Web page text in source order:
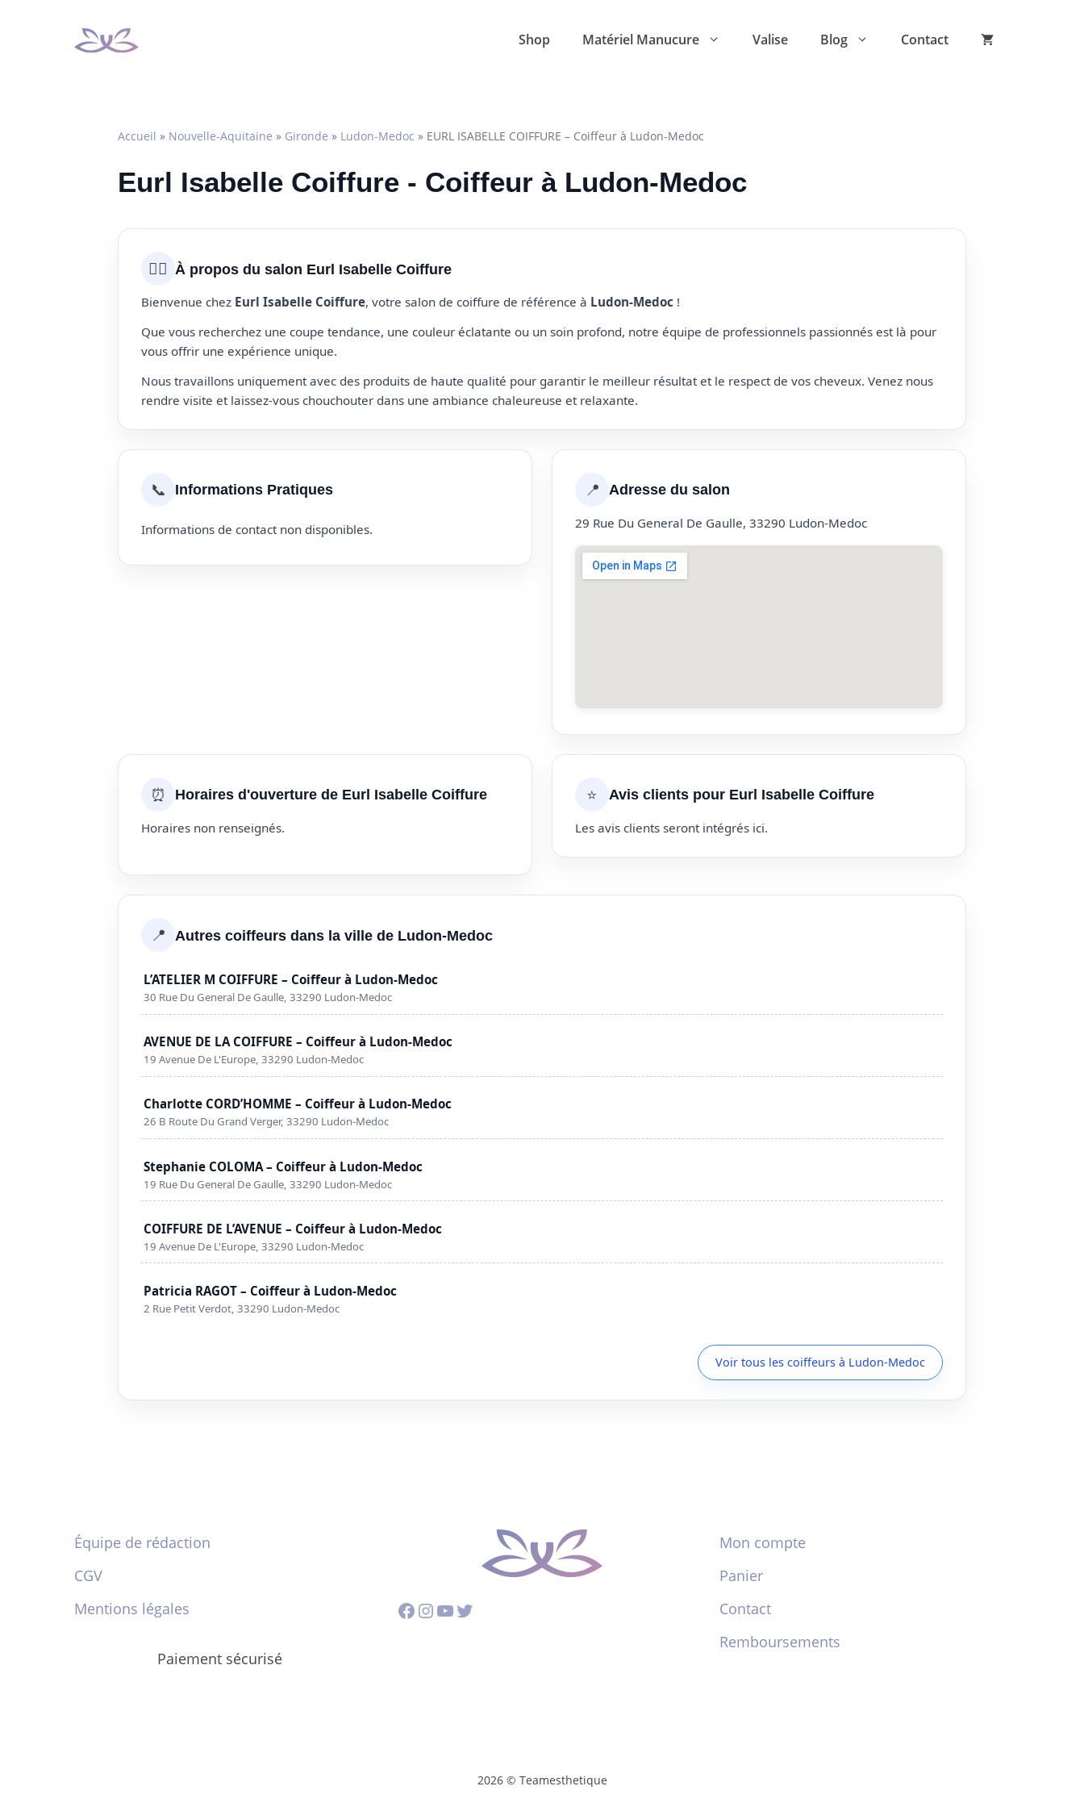
Shop Matériel Manucure Valise Blog Contact
Accueil » Nouvelle-Aquitaine » Gironde » Ludon-Medoc » EURL ISABELLE COIFFURE – Coiffeur à Ludon-Medoc
Eurl Isabelle Coiffure - Coiffeur à Ludon-Medoc
💇‍♀️ À propos du salon Eurl Isabelle Coiffure
Bienvenue chez Eurl Isabelle Coiffure, votre salon de coiffure de référence à Ludon-Medoc !
Que vous recherchez une coupe tendance, une couleur éclatante ou un soin profond, notre équipe de professionnels passionnés est là pour
vous offrir une expérience unique.
Nous travaillons uniquement avec des produits de haute qualité pour garantir le meilleur résultat et le respect de vos cheveux. Venez nous
rendre visite et laissez-vous chouchouter dans une ambiance chaleureuse et relaxante.
📞 Informations Pratiques
Informations de contact non disponibles.
📍 Adresse du salon
29 Rue Du General De Gaulle, 33290 Ludon-Medoc
⏰ Horaires d'ouverture de Eurl Isabelle Coiffure
Horaires non renseignés.
⭐ Avis clients pour Eurl Isabelle Coiffure
Les avis clients seront intégrés ici.
📍 Autres coiffeurs dans la ville de Ludon-Medoc
L’ATELIER M COIFFURE – Coiffeur à Ludon-Medoc
30 Rue Du General De Gaulle, 33290 Ludon-Medoc
AVENUE DE LA COIFFURE – Coiffeur à Ludon-Medoc
19 Avenue De L'Europe, 33290 Ludon-Medoc
Charlotte CORD’HOMME – Coiffeur à Ludon-Medoc
26 B Route Du Grand Verger, 33290 Ludon-Medoc
Stephanie COLOMA – Coiffeur à Ludon-Medoc
19 Rue Du General De Gaulle, 33290 Ludon-Medoc
COIFFURE DE L’AVENUE – Coiffeur à Ludon-Medoc
19 Avenue De L'Europe, 33290 Ludon-Medoc
Patricia RAGOT – Coiffeur à Ludon-Medoc
2 Rue Petit Verdot, 33290 Ludon-Medoc
Voir tous les coiffeurs à Ludon-Medoc
Équipe de rédaction
CGV
Mentions légales
Paiement sécurisé
Facebook
Instagram
YouTube
Twitter
Mon compte
Panier
Contact
Remboursements
2026 © Teamesthetique